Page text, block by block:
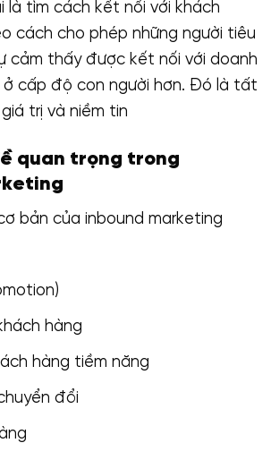
là tìm cách kết nối với khách
cách cho phép những người tiêu
cảm thấy được kết nối với doanh
ở cấp độ con người hơn. Đó là tất
trị và niềm tin
quan trọng trong
bản của inbound marketing
hàng
hàng tiềm năng
đổi